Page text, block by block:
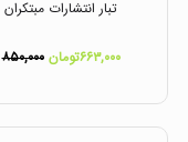
تبار انتشارات مبتکران
۶۶۳,۰۰۰تومان ۸۵۰,۰۰۰